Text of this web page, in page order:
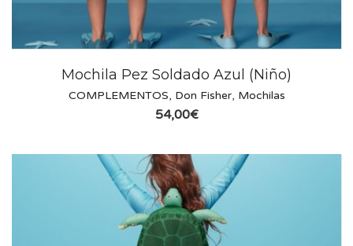
Mochila Pez Soldado Azul (Niño)
COMPLEMENTOS, Don Fisher, Mochilas
54,00€